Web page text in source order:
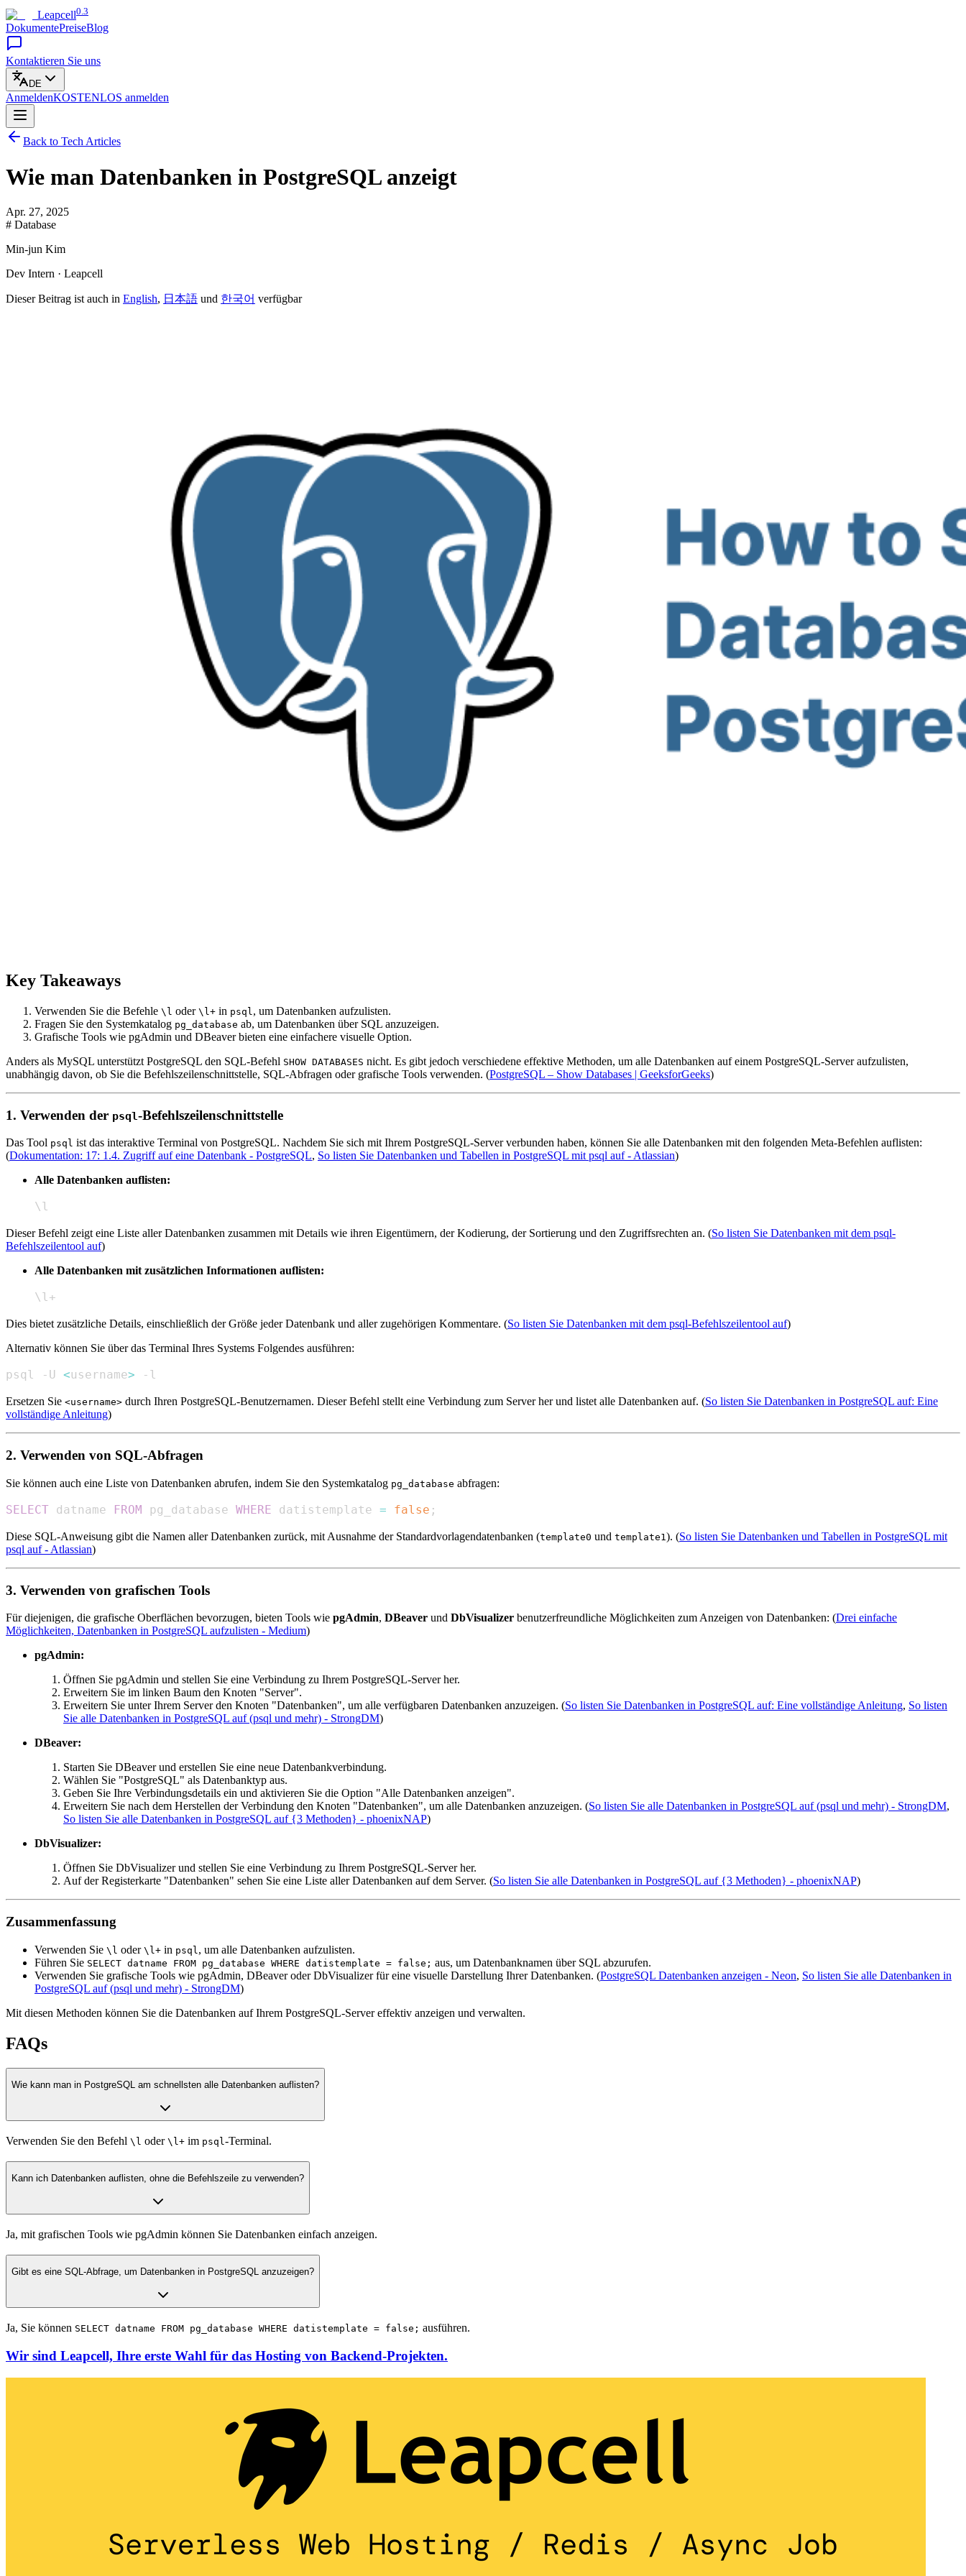
Leapcell0.3
DokumentePreiseBlog
Kontaktieren Sie uns
DE
AnmeldenKOSTENLOS anmelden
Back to Tech Articles
Wie man Datenbanken in PostgreSQL anzeigt
Apr. 27, 2025
# Database
Min-jun Kim
Dev Intern · Leapcell
Dieser Beitrag ist auch in English, 日本語 und 한국어 verfügbar
Key Takeaways
Verwenden Sie die Befehle \l oder \l+ in psql, um Datenbanken aufzulisten.
Fragen Sie den Systemkatalog pg_database ab, um Datenbanken über SQL anzuzeigen.
Grafische Tools wie pgAdmin und DBeaver bieten eine einfachere visuelle Option.
Anders als MySQL unterstützt PostgreSQL den SQL-Befehl SHOW DATABASES nicht. Es gibt jedoch verschiedene effektive Methoden, um alle Datenbanken auf einem PostgreSQL-Server aufzulisten,
unabhängig davon, ob Sie die Befehlszeilenschnittstelle, SQL-Abfragen oder grafische Tools verwenden. (PostgreSQL – Show Databases | GeeksforGeeks)
1. Verwenden der psql-Befehlszeilenschnittstelle
Das Tool psql ist das interaktive Terminal von PostgreSQL. Nachdem Sie sich mit Ihrem PostgreSQL-Server verbunden haben, können Sie alle Datenbanken mit den folgenden Meta-Befehlen auflisten:
(Dokumentation: 17: 1.4. Zugriff auf eine Datenbank - PostgreSQL, So listen Sie Datenbanken und Tabellen in PostgreSQL mit psql auf - Atlassian)
Alle Datenbanken auflisten:
\l
Dieser Befehl zeigt eine Liste aller Datenbanken zusammen mit Details wie ihren Eigentümern, der Kodierung, der Sortierung und den Zugriffsrechten an. (So listen Sie Datenbanken mit dem psql-
Befehlszeilentool auf)
Alle Datenbanken mit zusätzlichen Informationen auflisten:
\l+
Dies bietet zusätzliche Details, einschließlich der Größe jeder Datenbank und aller zugehörigen Kommentare. (So listen Sie Datenbanken mit dem psql-Befehlszeilentool auf)
Alternativ können Sie über das Terminal Ihres Systems Folgendes ausführen:
psql -U <username> -l
Ersetzen Sie <username> durch Ihren PostgreSQL-Benutzernamen. Dieser Befehl stellt eine Verbindung zum Server her und listet alle Datenbanken auf. (So listen Sie Datenbanken in PostgreSQL auf: Eine
vollständige Anleitung)
2. Verwenden von SQL-Abfragen
Sie können auch eine Liste von Datenbanken abrufen, indem Sie den Systemkatalog pg_database abfragen:
SELECT datname FROM pg_database WHERE datistemplate = false ;
Diese SQL-Anweisung gibt die Namen aller Datenbanken zurück, mit Ausnahme der Standardvorlagendatenbanken (template0 und template1 ). (So listen Sie Datenbanken und Tabellen in PostgreSQL mit
psql auf - Atlassian)
3. Verwenden von grafischen Tools
Für diejenigen, die grafische Oberflächen bevorzugen, bieten Tools wie pgAdmin, DBeaver und DbVisualizer benutzerfreundliche Möglichkeiten zum Anzeigen von Datenbanken: (Drei einfache
Möglichkeiten, Datenbanken in PostgreSQL aufzulisten - Medium)
pgAdmin:
Öffnen Sie pgAdmin und stellen Sie eine Verbindung zu Ihrem PostgreSQL-Server her.
Erweitern Sie im linken Baum den Knoten "Server".
Erweitern Sie unter Ihrem Server den Knoten "Datenbanken", um alle verfügbaren Datenbanken anzuzeigen. (So listen Sie Datenbanken in PostgreSQL auf: Eine vollständige Anleitung, So listen
Sie alle Datenbanken in PostgreSQL auf (psql und mehr) - StrongDM)
DBeaver:
Starten Sie DBeaver und erstellen Sie eine neue Datenbankverbindung.
Wählen Sie "PostgreSQL" als Datenbanktyp aus.
Geben Sie Ihre Verbindungsdetails ein und aktivieren Sie die Option "Alle Datenbanken anzeigen".
Erweitern Sie nach dem Herstellen der Verbindung den Knoten "Datenbanken", um alle Datenbanken anzuzeigen. (So listen Sie alle Datenbanken in PostgreSQL auf (psql und mehr) - StrongDM,
So listen Sie alle Datenbanken in PostgreSQL auf {3 Methoden} - phoenixNAP)
DbVisualizer:
Öffnen Sie DbVisualizer und stellen Sie eine Verbindung zu Ihrem PostgreSQL-Server her.
Auf der Registerkarte "Datenbanken" sehen Sie eine Liste aller Datenbanken auf dem Server. (So listen Sie alle Datenbanken in PostgreSQL auf {3 Methoden} - phoenixNAP)
Zusammenfassung
Verwenden Sie \l oder \l+ in psql , um alle Datenbanken aufzulisten.
Führen Sie SELECT datname FROM pg_database WHERE datistemplate = false; aus, um Datenbanknamen über SQL abzurufen.
Verwenden Sie grafische Tools wie pgAdmin, DBeaver oder DbVisualizer für eine visuelle Darstellung Ihrer Datenbanken. (PostgreSQL Datenbanken anzeigen - Neon, So listen Sie alle Datenbanken in
PostgreSQL auf (psql und mehr) - StrongDM)
Mit diesen Methoden können Sie die Datenbanken auf Ihrem PostgreSQL-Server effektiv anzeigen und verwalten.
FAQs
Wie kann man in PostgreSQL am schnellsten alle Datenbanken auflisten?
Verwenden Sie den Befehl \l oder \l+ im psql -Terminal.
Kann ich Datenbanken auflisten, ohne die Befehlszeile zu verwenden?
Ja, mit grafischen Tools wie pgAdmin können Sie Datenbanken einfach anzeigen.
Gibt es eine SQL-Abfrage, um Datenbanken in PostgreSQL anzuzeigen?
Ja, Sie können SELECT datname FROM pg_database WHERE datistemplate = false; ausführen.
Wir sind Leapcell, Ihre erste Wahl für das Hosting von Backend-Projekten.